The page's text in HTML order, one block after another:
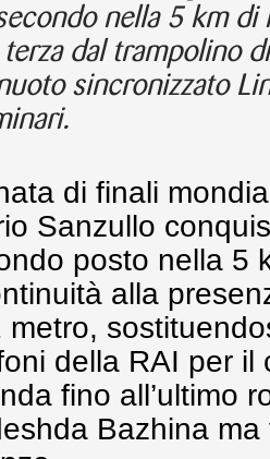
nella 5 km di
dal trampolino
sincronizzato
di finali
Sanzullo
posto nella 5
alla
della RAI per il
fino all’ultimo
Bazhina